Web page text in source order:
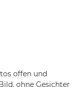
offen und
ohne Gesichter